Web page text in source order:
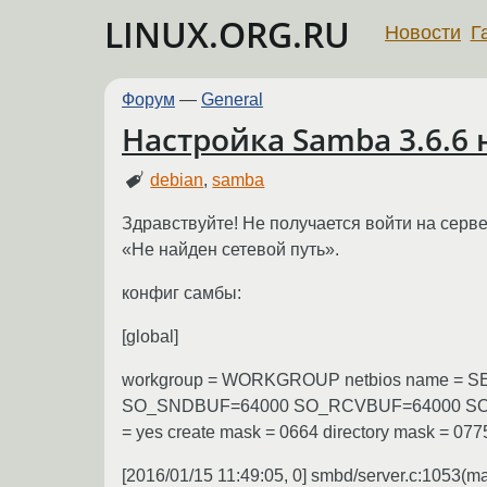
LINUX.ORG.RU Новости
Форум — General
Настройка Samba 3.6.6
debian,samba
Здравствуйте! Не получается войти на
«Не найден сетевой путь».
конфиг самбы:
[global]
workgroup = WORKGROUP netbios name =
SO_SNDBUF=64000 SO_RCVBUF=64000
= yes create mask = 0664 directory mask =
[2016/01/15 11:49:05, 0] smbd/